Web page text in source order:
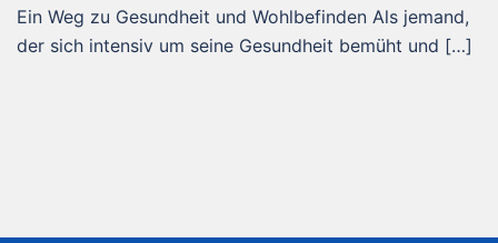
Ein Weg zu Gesundheit und Wohlbefinden Als jemand,
der sich intensiv um seine Gesundheit bemüht und […]